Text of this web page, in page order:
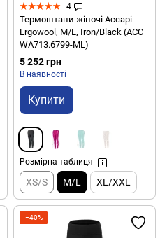
4
Термоштани жіночі Accapi
Ergowool, M/L, Iron/Black (ACC
WА713.6799-ML)
5 252 грн
В наявності
Купити
Розмірна таблиця
XS/S M/L XL/XXL
−40%